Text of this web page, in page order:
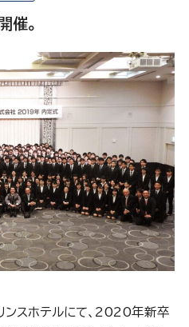
催。
スホテルにて、2020年新卒